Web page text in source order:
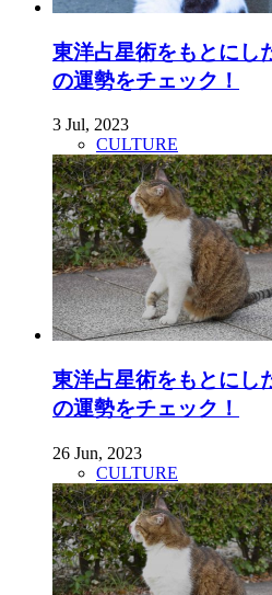
東洋占星術をもとにし
の運勢をチェック！
3 Jul, 2023
CULTURE
東洋占星術をもとにし
の運勢をチェック！
26 Jun, 2023
CULTURE